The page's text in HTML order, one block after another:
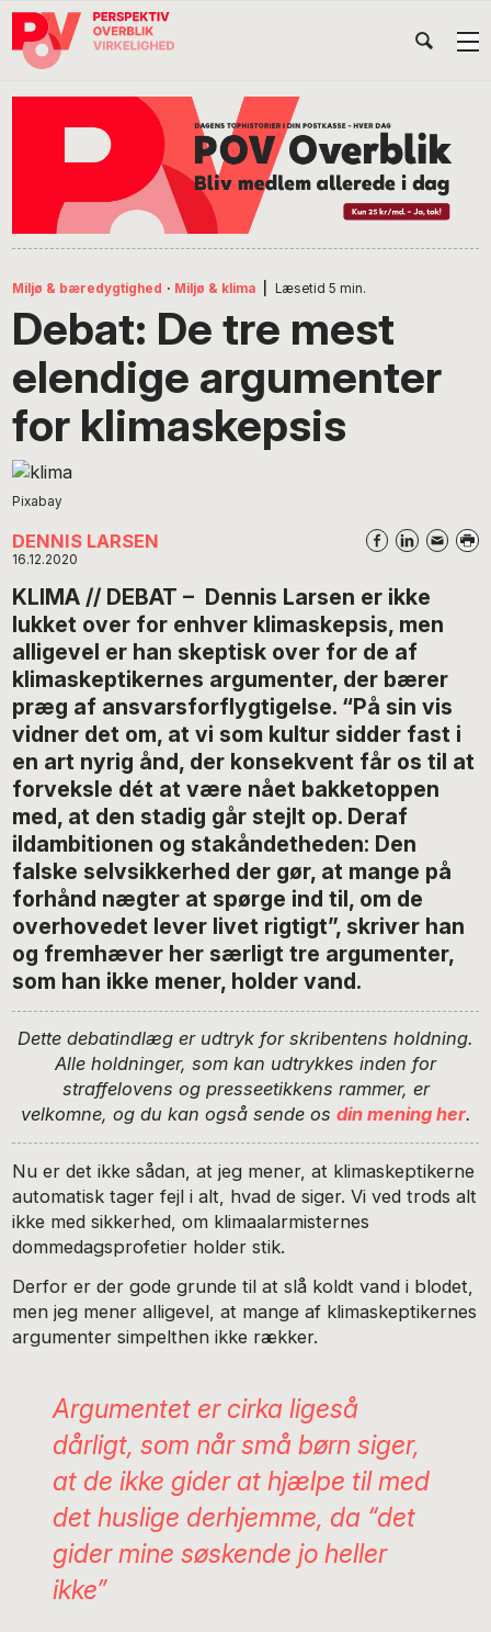
Gå
direkte
Skip
indhold
Gå
direkte
Miljø & bæredygtighed · Miljø & klima Læsetid 5 min.
Debat: De tre mest
elendige argumenter
for klimaskepsis
Pixabay
DENNIS LARSEN
16.12.2020
KLIMA // DEBAT – Dennis Larsen er ikke
lukket over for enhver klimaskepsis, men
alligevel er han skeptisk over for de af
klimaskeptikernes argumenter, der bærer
præg af ansvarsforflygtigelse. “På sin vis
vidner det om, at vi som kultur sidder fast i
en art nyrig ånd, der konsekvent får os til at
forveksle dét at være nået bakketoppen
med, at den stadig går stejlt op. Deraf
ildambitionen og stakåndetheden: Den
falske selvsikkerhed der gør, at mange på
forhånd nægter at spørge ind til, om de
overhovedet lever livet rigtigt”, skriver han
og fremhæver her særligt tre argumenter,
som han ikke mener, holder vand.
Dette debatindlæg er udtryk for skribentens holdning.
Alle holdninger, som kan udtrykkes inden for
straffelovens og presseetikkens rammer, er
velkomne, og du kan også sende os din mening her.
Nu er det ikke sådan, at jeg mener, at klimaskeptikerne
automatisk tager fejl i alt, hvad de siger. Vi ved trods alt
ikke med sikkerhed, om klimaalarmisternes
dommedagsprofetier holder stik.
Derfor er der gode grunde til at slå koldt vand i blodet,
men jeg mener alligevel, at mange af klimaskeptikernes
argumenter simpelthen ikke rækker.
Argumentet er cirka ligeså
dårligt, som når små børn siger,
at de ikke gider at hjælpe til med
det huslige derhjemme, da “det
gider mine søskende jo heller
ikke”